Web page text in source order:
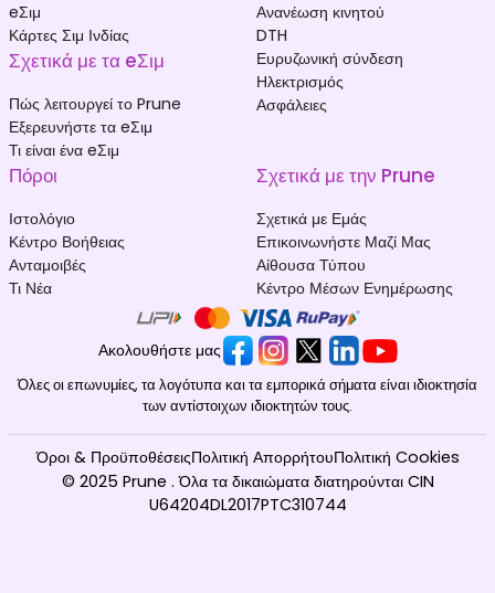
eΣιμ
Κάρτες Σιμ Ινδίας
Σχετικά με τα eΣιμ
Πώς λειτουργεί το Prune
Εξερευνήστε τα eΣιμ
Τι είναι ένα eΣιμ
Ανανέωση κινητού
DTH
Ευρυζωνική σύνδεση
Ηλεκτρισμός
Ασφάλειες
Πόροι
Ιστολόγιο
Κέντρο Βοήθειας
Ανταμοιβές
Τι Νέα
Σχετικά με την Prune
Σχετικά με Εμάς
Επικοινωνήστε Μαζί Μας
Αίθουσα Τύπου
Κέντρο Μέσων Ενημέρωσης
Ακολουθήστε μας
Όλες οι επωνυμίες, τα λογότυπα και τα εμπορικά σήματα είναι ιδιοκτησία
των αντίστοιχων ιδιοκτητών τους.
© 2025 Prune . Όλα τα δικαιώματα διατηρούνται CIN
U64204DL2017PTC310744
Όροι & ΠροϋποθέσειςΠολιτική ΑπορρήτουΠολιτική Cookies